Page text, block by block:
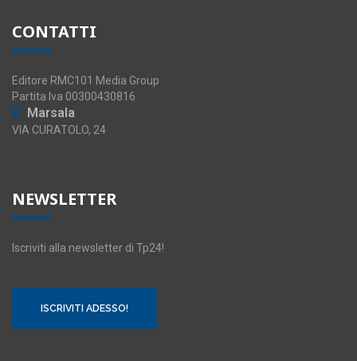
CONTATTI
Editore RMC101 Media Group
Partita Iva 00300430816
Marsala
VIA CURATOLO, 24
NEWSLETTER
Iscriviti alla newsletter di Tp24!
ISCRIVITI ADESSO!